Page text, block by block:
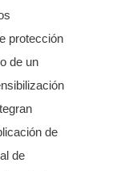
protección
de un
de
de